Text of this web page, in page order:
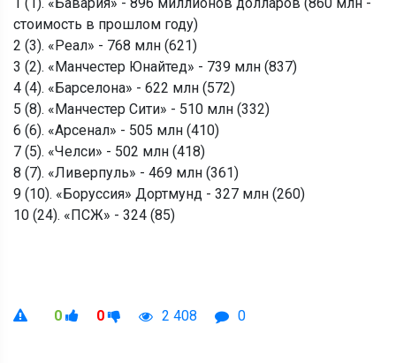
стоимость в прошлом году)
2 (3). «Реал» - 768 млн (621)
3 (2). «Манчестер Юнайтед» - 739 млн (837)
4 (4). «Барселона» - 622 млн (572)
5 (8). «Манчестер Сити» - 510 млн (332)
6 (6). «Арсенал» - 505 млн (410)
7 (5). «Челси» - 502 млн (418)
8 (7). «Ливерпуль» - 469 млн (361)
9 (10). «Боруссия» Дортмунд - 327 млн (260)
10 (24). «ПСЖ» - 324 (85)
0 0 2 408 0